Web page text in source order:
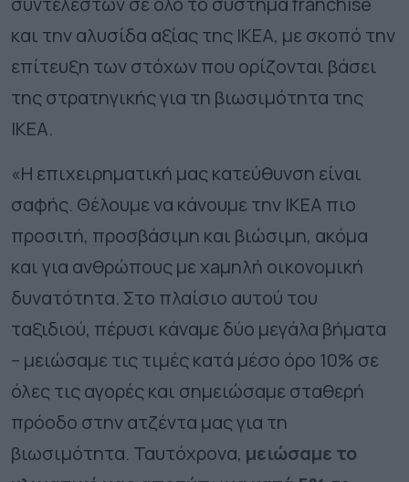
και την αλυσίδα αξίας της ΙΚΕΑ, με σκοπό την
επίτευξη των στόχων που ορίζονται βάσει
της στρατηγικής για τη βιωσιμότητα της
ΙΚΕΑ.
«Η επιχειρηματική μας κατεύθυνση είναι
σαφής. Θέλουμε να κάνουμε την ΙΚΕΑ πιο
προσιτή, προσβάσιμη και βιώσιμη, ακόμα
και για ανθρώπους μεxaμηλή οικονομική
δυνατότητα. Στο πλαίσιο αυτού του
ταξιδιού, πέρυσι κάναμε δύο μεγάλα βήματα
– μειώσαμε τις τιμές κατά μέσο όρο 10% σε
όλες τις αγορές και σημειώσαμε σταθερή
πρόοδο στην ατζέντα μας για τη
βιωσιμότητα. Ταυτόχρονα, μειώσαμε το